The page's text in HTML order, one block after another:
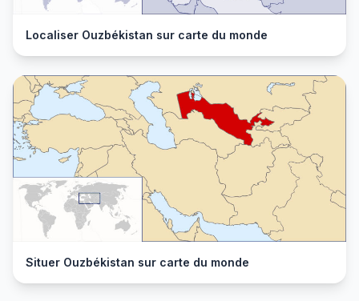
Localiser Ouzbékistan sur carte du monde
Situer Ouzbékistan sur carte du monde